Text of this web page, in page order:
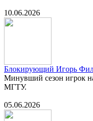
10.06.2026
Блокирующий Игорь
Минувший сезон игрок
МГТУ.
05.06.2026